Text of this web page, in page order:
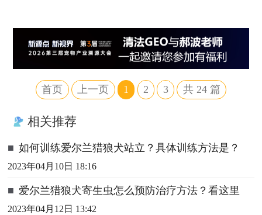
首页 上一页 1 2 3 共24 篇
相关推荐
■ 如何训练爱尔兰猎狼犬站立？具体训练方法是？
2023年04月10日 18:16
■ 爱尔兰猎狼犬寄生虫怎么预防治疗方法？看这里
2023年04月12日 13:42